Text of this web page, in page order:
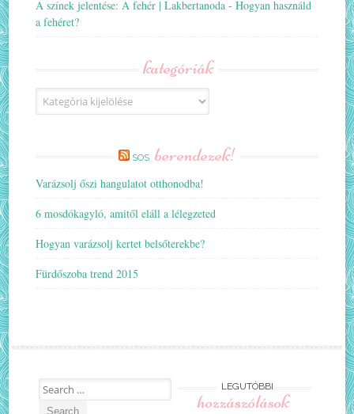
A színek jelentése: A fehér | Lakbertanoda -Hogyan használd
a fehéret?
kategóriák
Kategóriák
SOS berendezek!
Varázsolj őszi hangulatot otthonodba!
6 mosdókagyló, amitől eláll a lélegzeted
Hogyan varázsolj kertet belsőterekbe?
Fürdőszoba trend 2015
Search
for:
LEGUTÓBBI
hozzászólások